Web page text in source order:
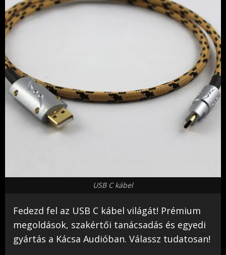
USB C kábel
Fedezd fel az USB C kábel világát! Prémium
megoldások, szakértői tanácsadás és egyedi
gyártás a Kácsa Audióban. Válassz tudatosan!